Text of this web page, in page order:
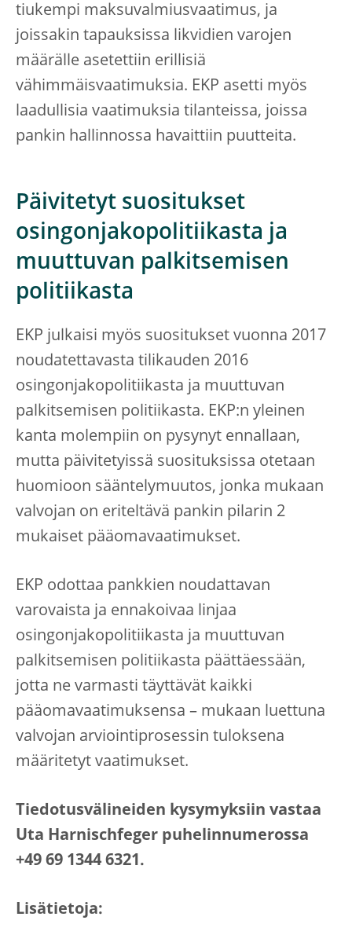
tiukempi maksuvalmiusvaatimus, ja
joissakin tapauksissa likvidien varojen
määrälle asetettiin erillisiä
vähimmäisvaatimuksia. EKP asetti myös
laadullisia vaatimuksia tilanteissa, joissa
pankin hallinnossa havaittiin puutteita.
Päivitetyt suositukset
osingonjakopolitiikasta ja
muuttuvan palkitsemisen
politiikasta
EKP julkaisi myös suositukset vuonna 2017
noudatettavasta tilikauden 2016
osingonjakopolitiikasta ja muuttuvan
palkitsemisen politiikasta. EKP:n yleinen
kanta molempiin on pysynyt ennallaan,
mutta päivitetyissä suosituksissa otetaan
huomioon sääntelymuutos, jonka mukaan
valvojan on eriteltävä pankin pilarin 2
mukaiset pääomavaatimukset.
EKP odottaa pankkien noudattavan
varovaista ja ennakoivaa linjaa
osingonjakopolitiikasta ja muuttuvan
palkitsemisen politiikasta päättäessään,
jotta ne varmasti täyttävät kaikki
pääomavaatimuksensa – mukaan luettuna
valvojan arviointiprosessin tuloksena
määritetyt vaatimukset.
Tiedotusvälineiden kysymyksiin vastaa
Uta Harnischfeger puhelinnumerossa
+49 69 1344 6321.
Lisätietoja: